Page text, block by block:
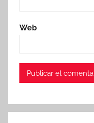
Web